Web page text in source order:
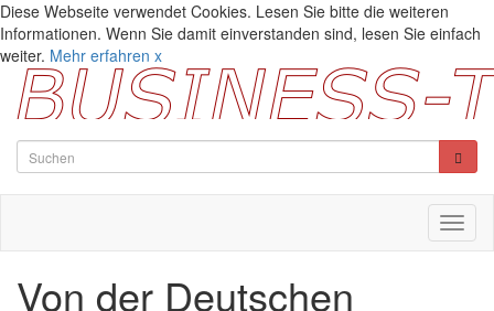
Diese Webseite verwendet Cookies. Lesen Sie bitte die weiteren
Informationen. Wenn Sie damit einverstanden sind, lesen Sie einfach
weiter. Mehr erfahren x
Von der Deutschen